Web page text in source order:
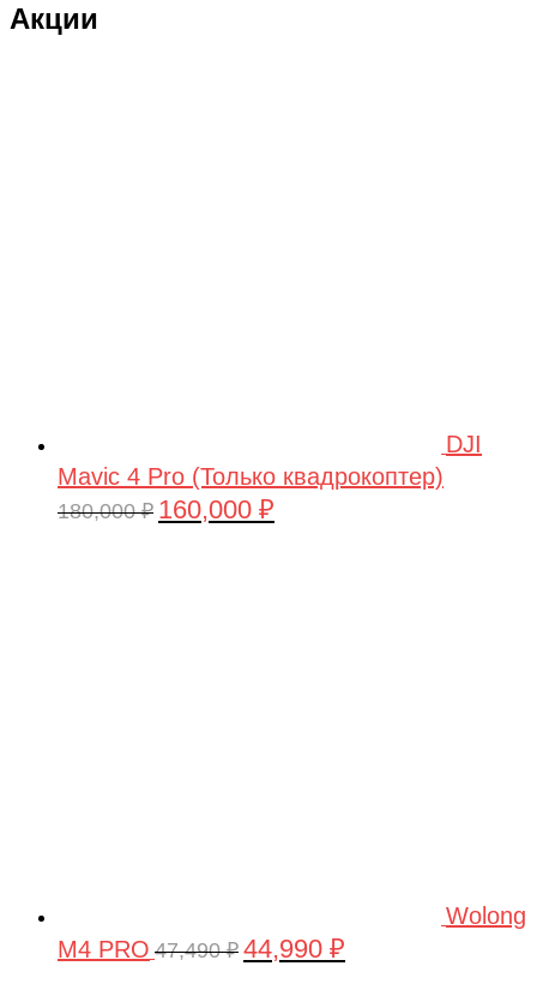
Акции
DJI
Mavic 4 Pro (Только квадрокоптер)
180,000₽ Первоначальная
160,000 ₽
Wolong
M4 PRO 47,490₽ Первоначальная
44,990 ₽